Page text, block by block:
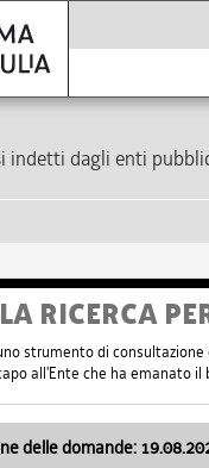
indetti dagli enti
RICERCA
strumento di
all'Ente che ha emanato il
delle domande: